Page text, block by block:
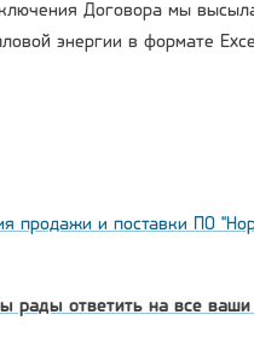
Договора мы
энергии в формате
продажи и поставки ПО
рады ответить на все ваши